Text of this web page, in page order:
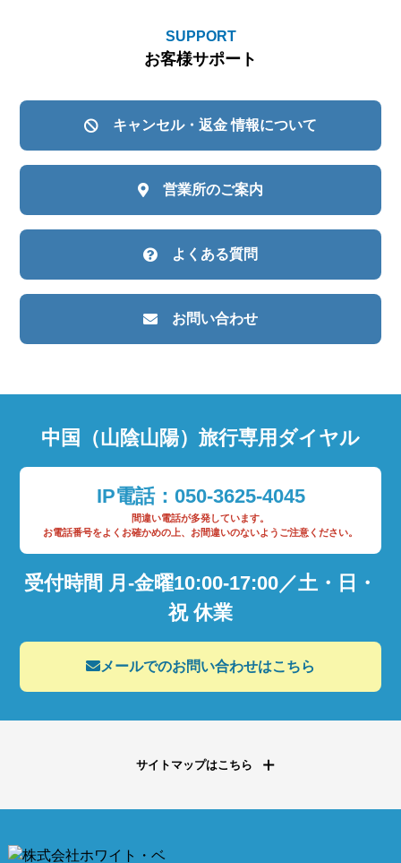
SUPPORT
お客様サポート
キャンセル・返金情報について
営業所のご案内
よくある質問
お問い合わせ
中国（山陰山陽）旅行専用ダイヤル
IP電話： 050-3625-4045
間違い電話が多発しています。
お電話番号をよくお確かめの上、お間違いのないようご注意ください。
受付時間 月-金曜10:00-17:00／土・日・
祝 休業
メールでのお問い合わせはこちら
サイトマップはこちら